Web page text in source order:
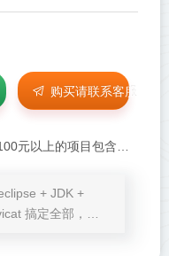
购买请联系客服
元以上的项目包含环境安装、程序运行、BUG调试等免费服务
+ JDK +
搞定全部，